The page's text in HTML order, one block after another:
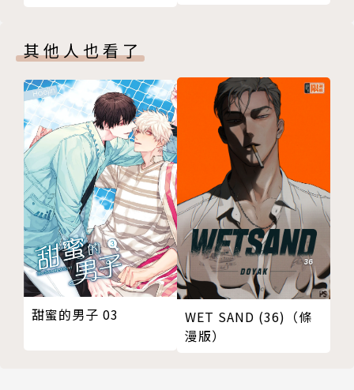
其他人也看了
甜蜜的男子 03
WET SAND (36)（條
漫版）